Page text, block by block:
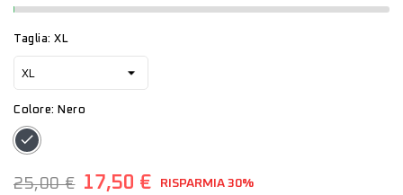
Taglia: XL
Colore: Nero
Nero
25,00 € 17,50 € RISPARMIA 30%